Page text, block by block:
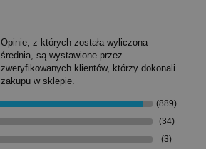
Opinie, z których została wyliczona
średnia, są wystawione przez
zweryfikowanych klientów, którzy dokonali
zakupu w sklepie.
(889)
(34)
(3)